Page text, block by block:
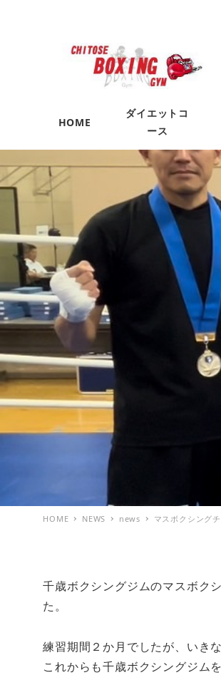
HOME
ダイエットコ
ース
HOME NEWS news マスボクシング
千歳ボクシングジムのマスボク
た。
練習期間２か月でしたが、いき
これからも千歳ボクシングジム